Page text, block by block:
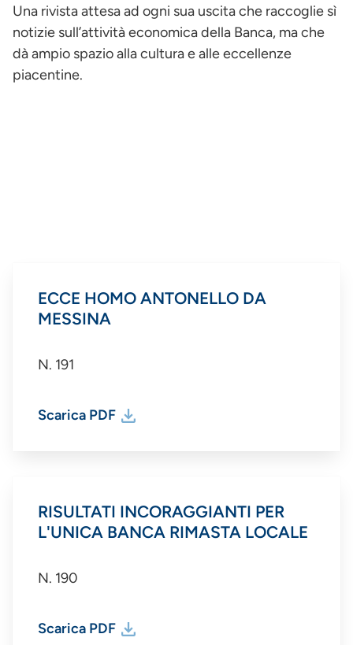
Una rivista attesa ad ogni sua uscita che raccoglie sì
notizie sull’attività economica della Banca, ma che
dà ampio spazio alla cultura e alle eccellenze
piacentine.
ECCE HOMO ANTONELLO DA
MESSINA
N. 191
Scarica PDF
RISULTATI INCORAGGIANTI PER
L'UNICA BANCA RIMASTA LOCALE
N. 190
Scarica PDF